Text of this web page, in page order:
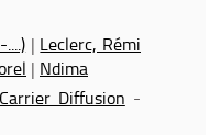
| Leclerc, Rémi
| Ndima
Diffusion -